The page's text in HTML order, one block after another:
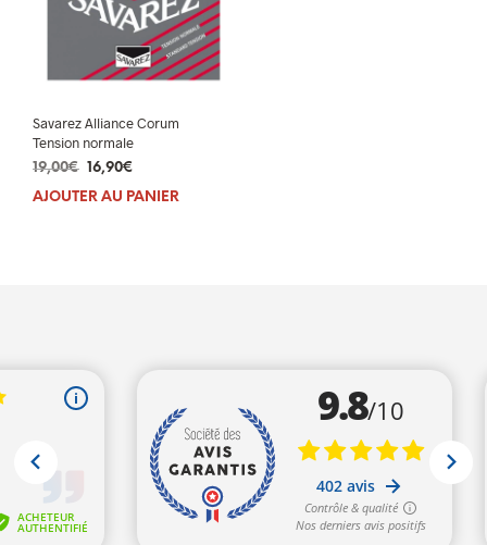
Savarez Alliance Corum
Tension normale
19,00€ Le
16,90€
AJOUTER AU PANIER